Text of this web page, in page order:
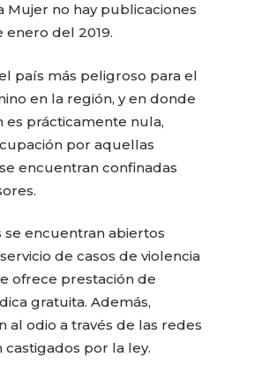
Mujer no hay publicaciones
enero del 2019.
país más peligroso para el
en la región, y en donde
es prácticamente nula,
por aquellas
encuentran confinadas
se encuentran abiertos
de casos de violencia
ofrece prestación de
gratuita. Además,
al odio a través de las redes
castigados por la ley.